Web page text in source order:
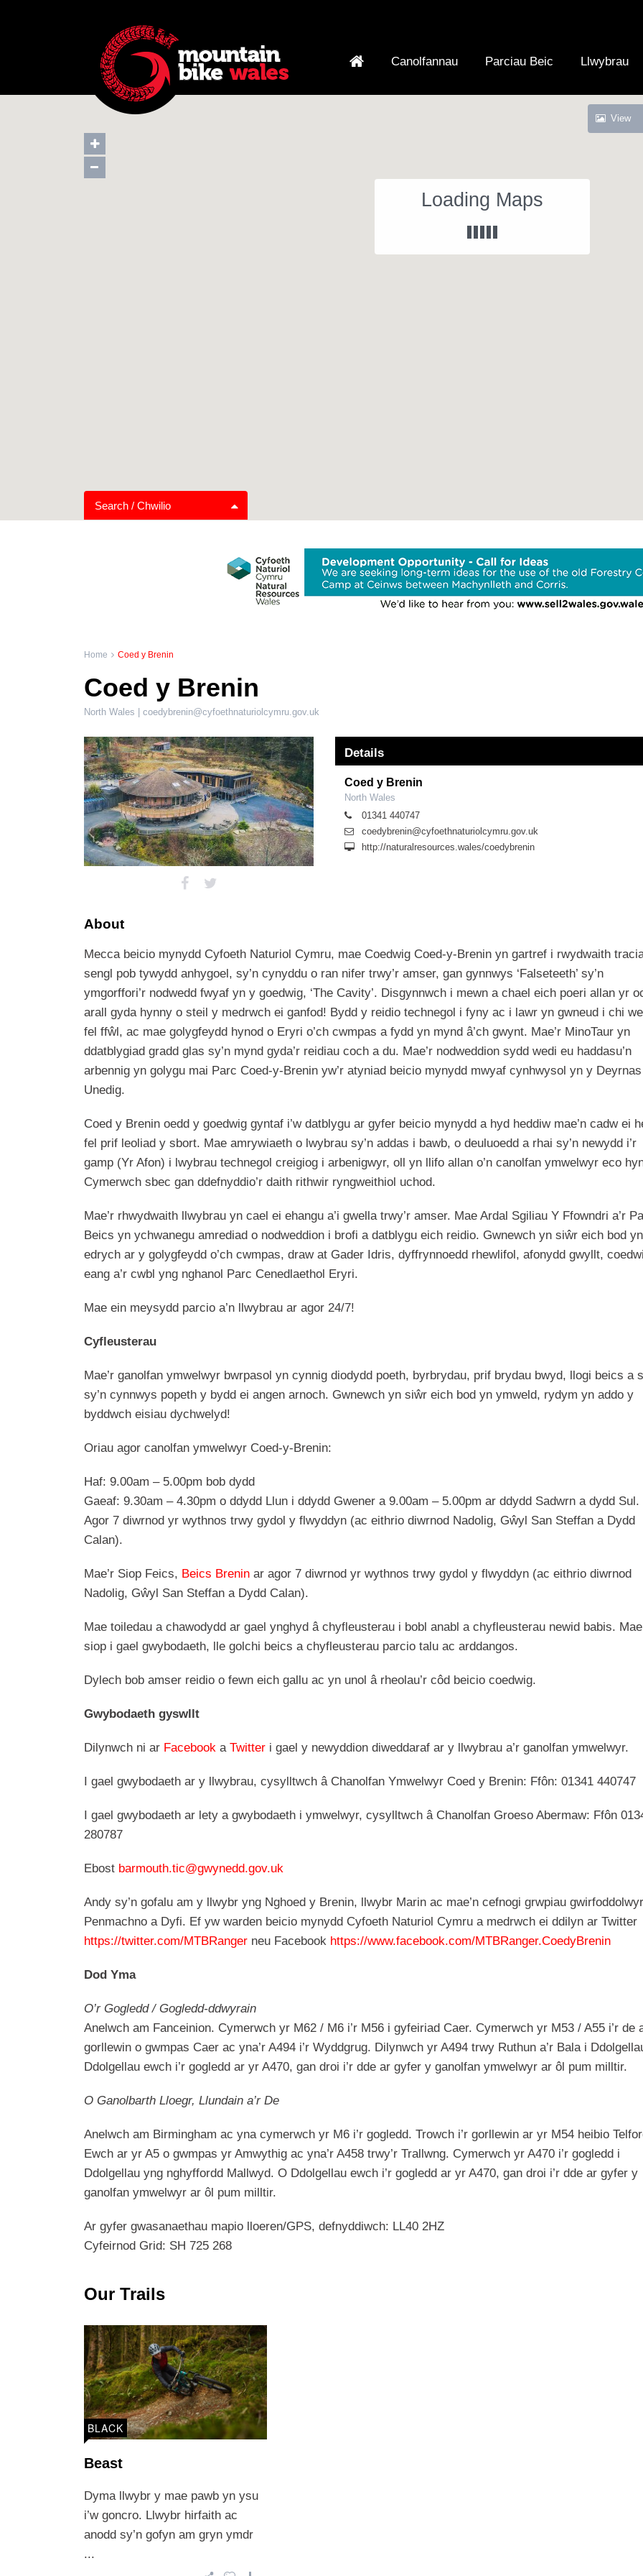
Canolfannau Parciau Beic Llwybrau
Loading Maps
View
Search / Chwilio
Home Coed y Brenin
Coed y Brenin
North Wales | coedybrenin@cyfoethnaturiolcymru.gov.uk
Details
Coed y Brenin
North Wales
01341 440747
coedybrenin@cyfoethnaturiolcymru.gov.uk
http://naturalresources.wales/coedybrenin
About
Mecca beicio mynydd Cyfoeth Naturiol Cymru, mae Coedwig Coed-y-Brenin yn gartref i rwydwaith
sengl pob tywydd anhygoel, sy’n cynyddu o ran nifer trwy’r amser, gan gynnwys ‘Falseteeth’ sy’n
ymgorffori’r nodwedd fwyaf yn y goedwig, ‘The Cavity’. Disgynnwch i mewn a chael eich poeri allan yr
arall gyda hynny o steil y medrwch ei ganfod! Bydd y reidio technegol i fyny ac i lawr yn gwneud i chi
fel ffŵl, ac mae golygfeydd hynod o Eryri o’ch cwmpas a fydd yn mynd â’ch gwynt. Mae’r MinoTaur yn
ddatblygiad gradd glas sy’n mynd gyda’r reidiau coch a du. Mae’r nodweddion sydd wedi eu haddasu’n
arbennig yn golygu mai Parc Coed-y-Brenin yw’r atyniad beicio mynydd mwyaf cynhwysol yn y Deyrnas
Unedig.
Coed y Brenin oedd y goedwig gyntaf i’w datblygu ar gyfer beicio mynydd a hyd heddiw mae’n cadw ei
fel prif leoliad y sbort. Mae amrywiaeth o lwybrau sy’n addas i bawb, o deuluoedd a rhai sy’n newydd i’r
gamp (Yr Afon) i lwybrau technegol creigiog i arbenigwyr, oll yn llifo allan o’n canolfan ymwelwyr eco
Cymerwch sbec gan ddefnyddio’r daith rithwir ryngweithiol uchod.
Mae’r rhwydwaith llwybrau yn cael ei ehangu a’i gwella trwy’r amser. Mae Ardal Sgiliau Y Ffowndri a’r
Beics yn ychwanegu amrediad o nodweddion i brofi a datblygu eich reidio. Gwnewch yn siŵr eich bod yn
edrych ar y golygfeydd o’ch cwmpas, draw at Gader Idris, dyffrynnoedd rhewlifol, afonydd gwyllt,
eang a’r cwbl yng nghanol Parc Cenedlaethol Eryri.
Mae ein meysydd parcio a’n llwybrau ar agor 24/7!
Cyfleusterau
Mae’r ganolfan ymwelwyr bwrpasol yn cynnig diodydd poeth, byrbrydau, prif brydau bwyd, llogi beics a
sy’n cynnwys popeth y bydd ei angen arnoch. Gwnewch yn siŵr eich bod yn ymweld, rydym yn addo y
byddwch eisiau dychwelyd!
Oriau agor canolfan ymwelwyr Coed-y-Brenin:
Haf: 9.00am – 5.00pm bob dydd
Gaeaf: 9.30am – 4.30pm o ddydd Llun i ddydd Gwener a 9.00am – 5.00pm ar ddydd Sadwrn a dydd Sul.
Agor 7 diwrnod yr wythnos trwy gydol y flwyddyn (ac eithrio diwrnod Nadolig, Gŵyl San Steffan a Dydd
Calan).
Mae’r Siop Feics, Beics Brenin ar agor 7 diwrnod yr wythnos trwy gydol y flwyddyn (ac eithrio diwrnod
Nadolig, Gŵyl San Steffan a Dydd Calan).
Mae toiledau a chawodydd ar gael ynghyd â chyfleusterau i bobl anabl a chyfleusterau newid babis. Mae
siop i gael gwybodaeth, lle golchi beics a chyfleusterau parcio talu ac arddangos.
Dylech bob amser reidio o fewn eich gallu ac yn unol â rheolau’r côd beicio coedwig.
Gwybodaeth gyswllt
Dilynwch ni ar Facebook a Twitter i gael y newyddion diweddaraf ar y llwybrau a’r ganolfan ymwelwyr.
I gael gwybodaeth ar y llwybrau, cysylltwch â Chanolfan Ymwelwyr Coed y Brenin: Ffôn: 01341 440747
I gael gwybodaeth ar lety a gwybodaeth i ymwelwyr, cysylltwch â Chanolfan Groeso Abermaw: Ffôn
280787
Ebost barmouth.tic@gwynedd.gov.uk
Andy sy’n gofalu am y llwybr yng Nghoed y Brenin, llwybr Marin ac mae’n cefnogi grwpiau gwirfoddolwyr
Penmachno a Dyfi. Ef yw warden beicio mynydd Cyfoeth Naturiol Cymru a medrwch ei ddilyn ar Twitter
https://twitter.com/MTBRanger neu Facebook https://www.facebook.com/MTBRanger.CoedyBrenin
Dod Yma
O’r Gogledd / Gogledd-ddwyrain
Anelwch am Fanceinion. Cymerwch yr M62 / M6 i’r M56 i gyfeiriad Caer. Cymerwch yr M53 / A55 i’r de
gorllewin o gwmpas Caer ac yna’r A494 i’r Wyddgrug. Dilynwch yr A494 trwy Ruthun a’r Bala i
Ddolgellau ewch i’r gogledd ar yr A470, gan droi i’r dde ar gyfer y ganolfan ymwelwyr ar ôl pum milltir.
O Ganolbarth Lloegr, Llundain a’r De
Anelwch am Birmingham ac yna cymerwch yr M6 i’r gogledd. Trowch i’r gorllewin ar yr M54 heibio
Ewch ar yr A5 o gwmpas yr Amwythig ac yna’r A458 trwy’r Trallwng. Cymerwch yr A470 i’r gogledd i
Ddolgellau yng nghyffordd Mallwyd. O Ddolgellau ewch i’r gogledd ar yr A470, gan droi i’r dde ar gyfer y
ganolfan ymwelwyr ar ôl pum milltir.
Ar gyfer gwasanaethau mapio lloeren/GPS, defnyddiwch: LL40 2HZ
Cyfeirnod Grid: SH 725 268
Our Trails
BLACK
Beast
Dyma llwybr y mae pawb yn ysu
i’w goncro. Llwybr hirfaith ac
anodd sy’n gofyn am gryn ymdr
...